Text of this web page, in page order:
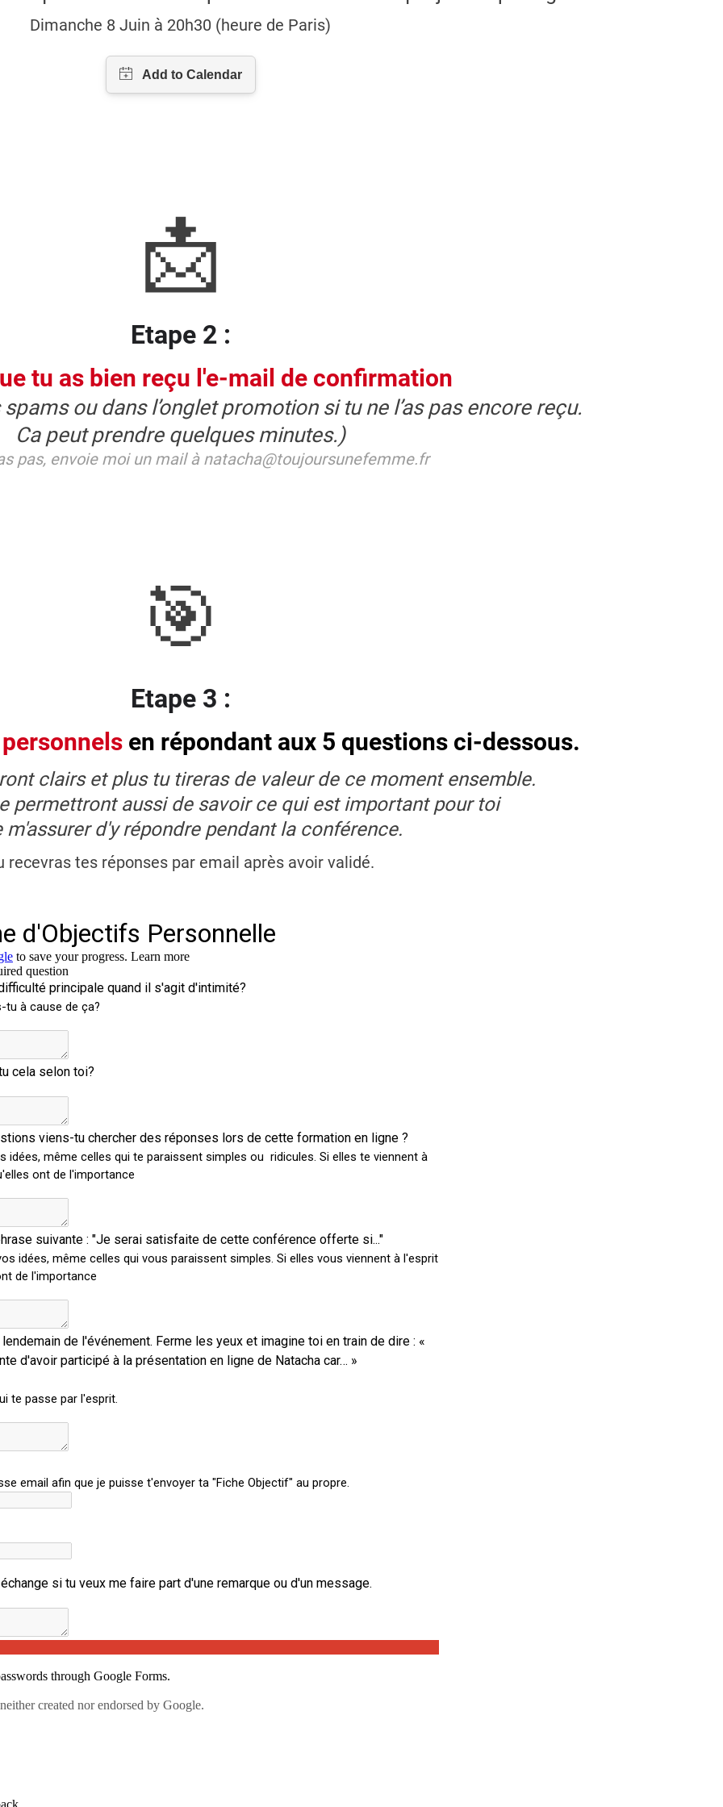
Dimanche 8 Juin à 20h30 (heure de Paris)
📩
Etape 2 :
tu as bien reçu l'e-mail de confirmation
ou dans l’onglet promotion si tu ne l’as pas encore reçu.
Ca peut prendre quelques minutes.)
pas, envoie moi un mail à natacha@toujoursunefemme.fr
🎯
Etape 3 :
en répondant aux 5 questions ci-dessous.
clairs et plus tu tireras de valeur de ce moment ensemble.
permettront aussi de savoir ce qui est important pour toi
m'assurer d'y répondre pendant la conférence.
recevras tes réponses par email après avoir validé.